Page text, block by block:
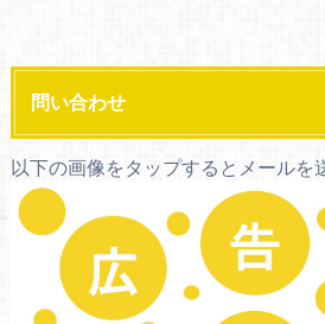
問い合わせ
以下の画像をタップするとメールを